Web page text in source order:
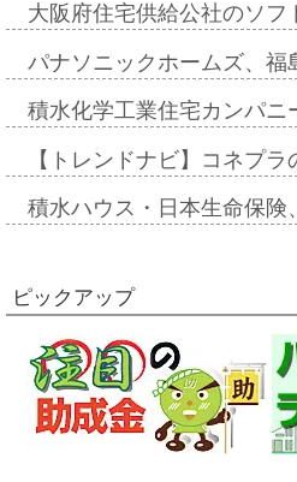
大阪府住宅供給公社のソ
パナソニックホームズ、
積水化学工業住宅カンパ
【トレンドナビ】コネプ
積水ハウス・日本生命保
ピックアップ